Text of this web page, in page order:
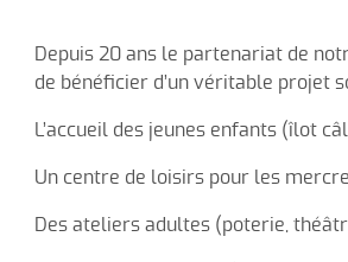
Depuis 20 ans le partenariat de
de bénéficier d’un véritable projet
L’accueil des jeunes enfants (îlot
Un centre de loisirs pour les
Des ateliers adultes (poterie,